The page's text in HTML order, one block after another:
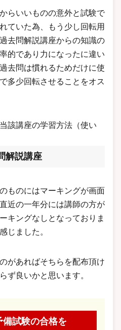
らいいものの意外と試験で
ていた為、もう少し回転用
去問解説講座からの知識の
的であり力になったに違い
去問は慣れるためだけに使
多少回転させることをオス
該講座の学習方法（使い
解説講座
ものにはマーキングが画面
近の一年分には講師の方が
キングなしとなっておりま
じました。
があればそちらを配布頂け
ず良いかと思います。
試験の合格を